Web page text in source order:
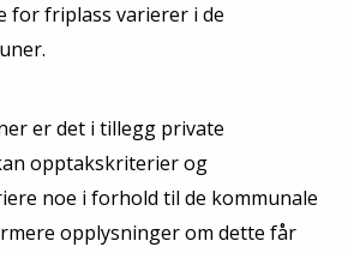
for friplass varierer i de
er det i tillegg private
opptakskriterier og
noe i forhold til de kommunale
opplysninger om dette får